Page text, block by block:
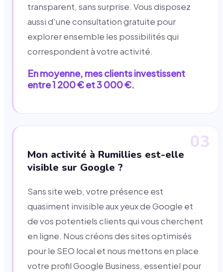
transparent, sans surprise. Vous disposez
aussi d'une consultation gratuite pour
explorer ensemble les possibilités qui
correspondent à votre activité.
En moyenne, mes clients investissent
entre 1 200 € et 3 000 €.
03
Mon activité à Rumillies est-elle
visible sur Google ?
Sans site web, votre présence est
quasiment invisible aux yeux de Google et
de vos potentiels clients qui vous cherchent
en ligne. Nous créons des sites optimisés
pour le SEO local et nous mettons en place
votre profil Google Business, essentiel pour